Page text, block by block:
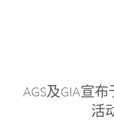
AGS及GIA宣
活